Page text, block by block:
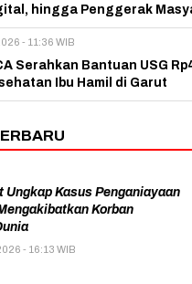
hingga Penggerak
- 11:36 WIB
Serahkan Bantuan USG
Ibu Hamil di Garut
Ungkap Kasus Penganiayaan
Korban
- 16:13 WIB